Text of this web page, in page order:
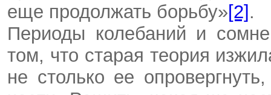
еще продолжать борьбу»[2] .
Периоды колебаний и
том, что старая теория
не столько ее